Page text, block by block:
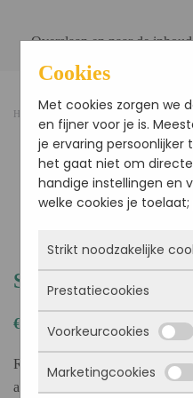
Overslaan en naar de
Home / Saladebowl zalm
Saladebowl zalm
€ 13.95
Rijkelijk gevulde saladebowl
avocado, kappertjes, rode ui,
Cookies
Met cookies zorgen we
en fijner voor je is.
je ervaring persoonlijker
het gaat niet om
handige instellingen en
welke cookies je
Strikt noodzakelijke
Deze cookies zorgen
überhaupt werkt. Ze
kunnen niet worden
ze alleen geplaatst
inloggen, een
Prestatiecookies
Met deze cookies
bezocht wordt, waar
komen en welke
Voorkeurcookies
Deze cookies
Marketingcookies